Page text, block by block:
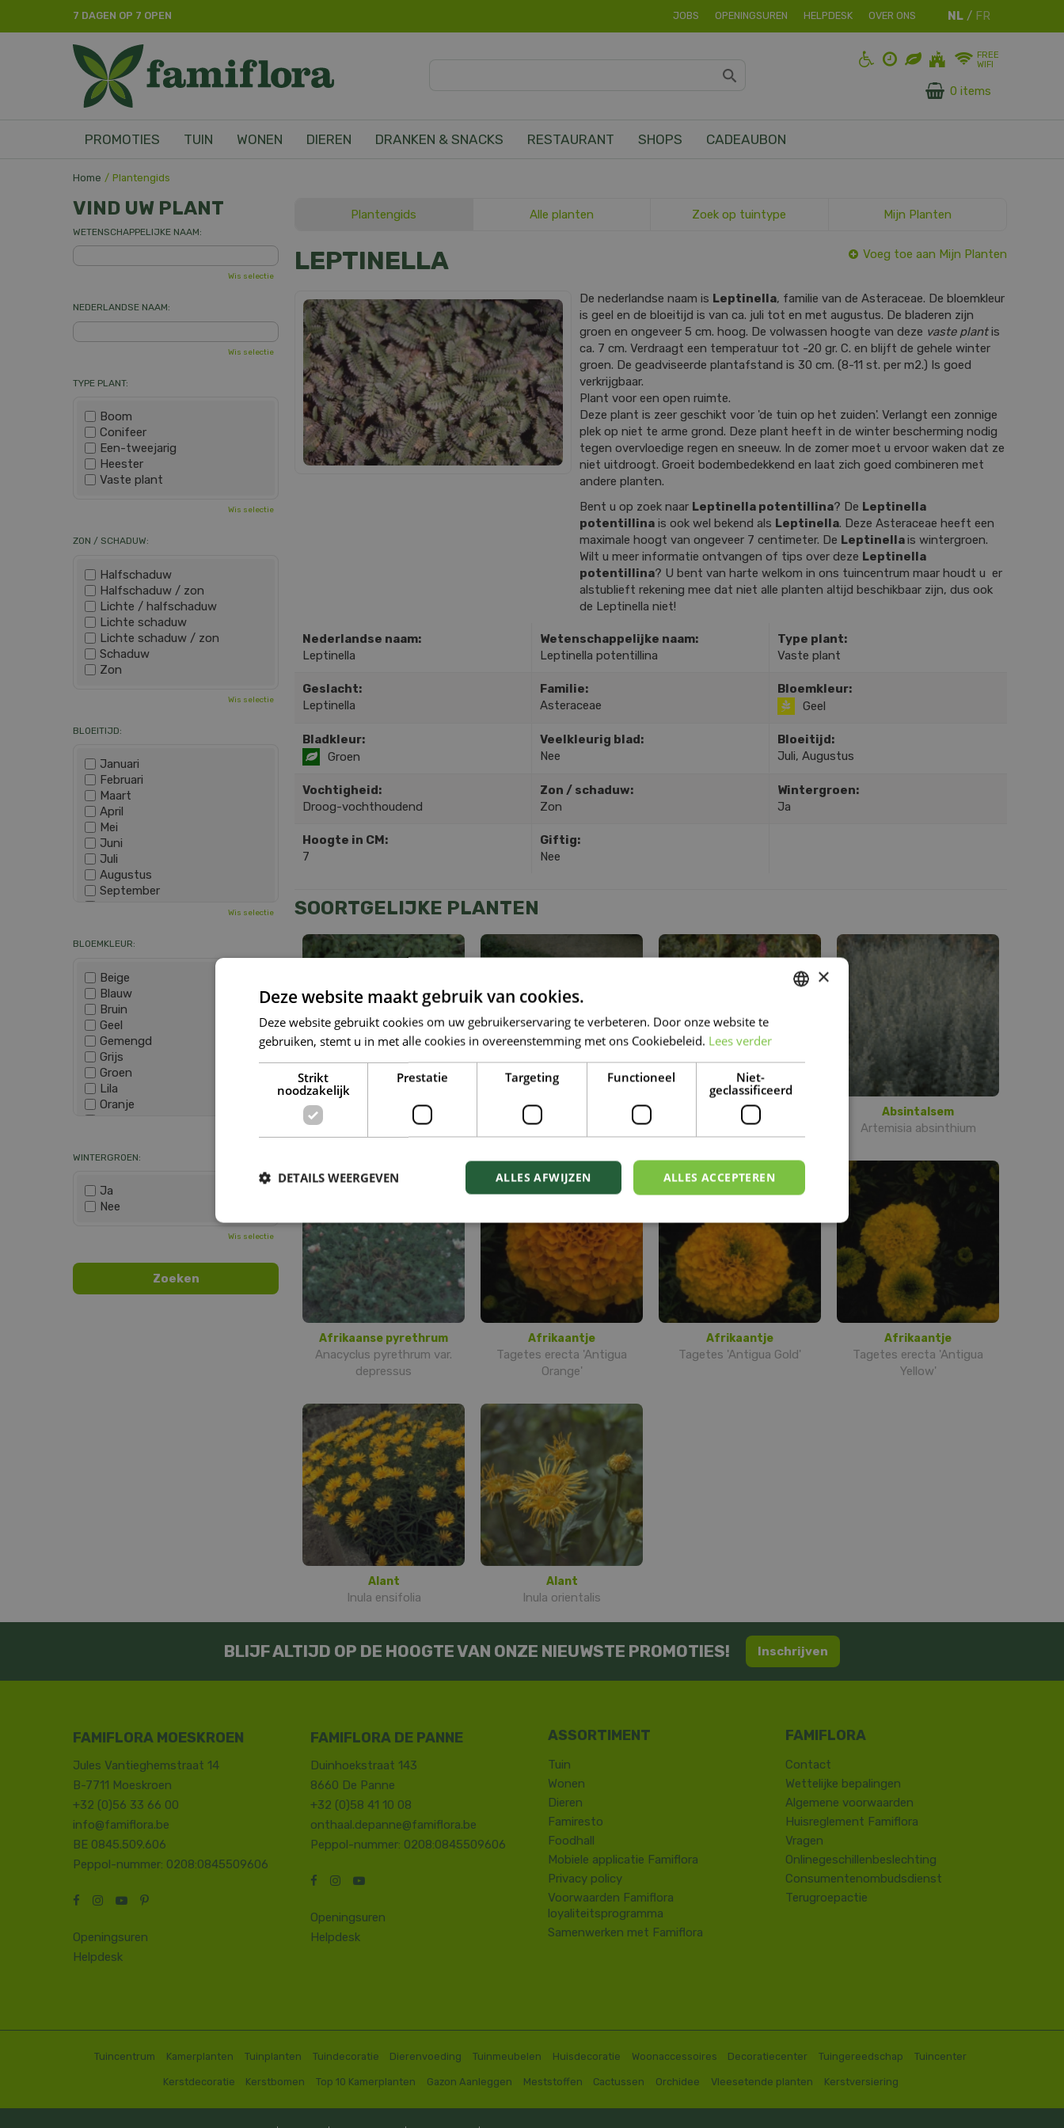
Home Plantengids
7 DAGEN OP 7 OPEN JOBS OPENINGSUREN HELPDESK OVER ONS
FREE
WIFI
0 items
PROMOTIES TUIN WONEN DIEREN DRANKEN & SNACKS RESTAURANT SHOPS CADEAUBON
Plantengids Alle planten Zoek op tuintype Mijn Planten
LEPTINELLA Voeg toe aan Mijn Planten
De nederlandse naam is Leptinella, familie van de Asteraceae. De bloemkleur
is geel en de bloeitijd is van ca. juli tot en met augustus. De bladeren zijn
groen en ongeveer 5 cm. hoog. De volwassen hoogte van deze vaste plantis
ca. 7 cm. Verdraagt een temperatuur tot -20 gr. C. en blijft de gehele winter
groen. De geadviseerde plantafstand is 30 cm. (8-11 st. per m2.) Is goed
verkrijgbaar.
Plant voor een open ruimte.
Deze plant is zeer geschikt voor 'de tuin op het zuiden'. Verlangt een zonnige
plek op niet te arme grond. Deze plant heeft in de winter bescherming nodig
tegen overvloedige regen en sneeuw. In de zomer moet u ervoor waken dat ze
niet uitdroogt. Groeit bodembedekkend en laat zich goed combineren met
andere planten.
Bent u op zoek naar Leptinella potentillina? De Leptinella
potentillina is ook wel bekend als Leptinella. Deze Asteraceae heeft een
maximale hoogt van ongeveer 7 centimeter. De Leptinellais wintergroen.
Wilt u meer informatie ontvangen of tips over deze Leptinella
potentillina? U bent van harte welkom in ons tuincentrum maar houdt u er
alstublieft rekening mee dat niet alle planten altijd beschikbaar zijn, dus ook
de Leptinella niet!
Nederlandse naam:
Leptinella
Wetenschappelijke naam:
Leptinella potentillina
Type plant:
Vaste plant
Geslacht:
Leptinella
Familie:
Asteraceae
Bloemkleur:
Geel
Bladkleur:
Groen
Veelkleurig blad:
Nee
Bloeitijd:
Juli, Augustus
Vochtigheid:
Droog-vochthoudend
Zon / schaduw:
Zon
Wintergroen:
Ja
Hoogte in CM:
7
Giftig:
Nee
SOORTGELIJKE PLANTEN
Leptinella
Leptinella pyrethrifolia
Leptinella
Leptinella squalida
Aarddistel
Cirsium acaule
Absintalsem
Artemisia absinthium
Afrikaanse pyrethrum
Anacyclus pyrethrum var.
depressus
Afrikaantje
Tagetes erecta 'Antigua
Orange'
Afrikaantje
Tagetes 'Antigua Gold'
Afrikaantje
Tagetes erecta 'Antigua
Yellow'
Alant
Inula ensifolia
Alant
Inula orientalis
VIND UW PLANT
WETENSCHAPPELIJKE NAAM:
Wis selectie
NEDERLANDSE NAAM:
Wis selectie
TYPE PLANT:
Boom
Conifeer
Een-tweejarig
Heester
Vaste plant
Wis selectie
ZON / SCHADUW:
Halfschaduw
Halfschaduw / zon
Lichte / halfschaduw
Lichte schaduw
Lichte schaduw / zon
Schaduw
Zon
Wis selectie
BLOEITIJD:
Januari
Februari
Maart
April
Mei
Juni
Juli
Augustus
September
December
Wis selectie
BLOEMKLEUR:
Beige
Blauw
Bruin
Geel
Gemengd
Grijs
Groen
Lila
Oranje
Roze
Zwart
WINTERGROEN:
Ja
Nee
Wis selectie
BLIJF ALTIJD OP DE HOOGTE VAN ONZE NIEUWSTE PROMOTIES! Inschrijven
FAMIFLORA MOESKROEN
Jules Vantieghemstraat 14
B-7711 Moeskroen
+32 (0)56 33 66 00
info@famiflora.be
BE 0845.509.606
Peppol-nummer: 0208:0845509606
Openingsuren
Helpdesk
FAMIFLORA DE PANNE
Duinhoekstraat 143
8660 De Panne
+32 (0)58 41 10 08
onthaal.depanne@famiflora.be
Peppol-nummer: 0208:0845509606
Openingsuren
Helpdesk
Tuin
Wonen
Dieren
Famiresto
Foodhall
Mobiele applicatie Famiflora
Privacy policy
Voorwaarden Famiflora
loyaliteitsprogramma
Samenwerken met Famiflora
Contact
​Wettelijke bepalingen
Algemene voorwaarden
Huisreglement Famiflora
Vragen
Onlinegeschillenbeslechting
Consumentenombudsdienst
Terugroepactie
Tuincentrum Kamerplanten Tuinplanten Tuindecoratie Dierenvoeding Tuinmeubelen Huisdecoratie Woonaccessoires Decoratiecenter Tuingereedschap Tuincenter
Kerstdecoratie Kerstbomen Top 10 Kamerplanten Gazon Aanleggen Meststoffen Cactussen Orchidee Vleesetende planten Kerstversiering
×
Deze website maakt gebruik van cookies.
Deze website gebruikt cookies om uw gebruikerservaring te verbeteren. Door onze website te
gebruiken, stemt u in met alle cookies in overeenstemming met ons Cookiebeleid. Lees verder
Strikt
noodzakelijk
Prestatie Targeting Functioneel
Niet-
geclassificeerd
ALLES ACCEPTEREN
ALLES AFWIJZEN
DETAILS WEERGEVEN